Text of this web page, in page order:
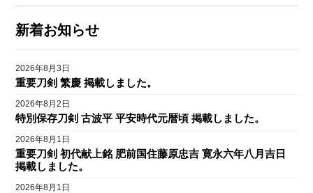
新着お知らせ
2026年8月3日
重要刀剣 繁慶 掲載しました。
2026年8月2日
特別保存刀剣 古波平 平安時代元暦頃 掲載しました。
2026年8月1日
重要刀剣 初代献上銘 肥前国住藤原忠吉 寛永六年八月吉日
掲載しました。
2026年8月1日